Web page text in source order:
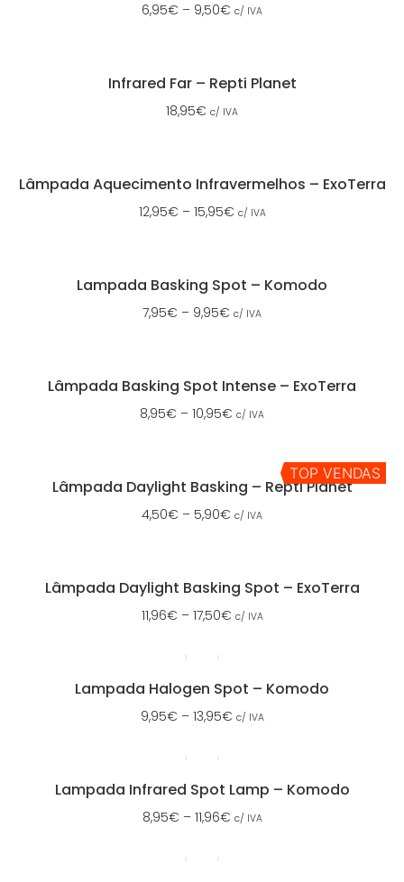
6,95€ – 9,50€ c/ IVA
Infrared Far – Repti Planet
18,95€ c/ IVA
Lâmpada Aquecimento Infravermelhos – ExoTerra
12,95€ – 15,95€ c/ IVA
Lampada Basking Spot – Komodo
7,95€ – 9,95€ c/ IVA
Lâmpada Basking Spot Intense – ExoTerra
8,95€ – 10,95€ c/ IVA
TOP VENDAS
Lâmpada Daylight Basking – Repti Planet
4,50€ – 5,90€ c/ IVA
Lâmpada Daylight Basking Spot – ExoTerra
11,96€ – 17,50€ c/ IVA
Lampada Halogen Spot – Komodo
9,95€ – 13,95€ c/ IVA
Lampada Infrared Spot Lamp – Komodo
8,95€ – 11,96€ c/ IVA